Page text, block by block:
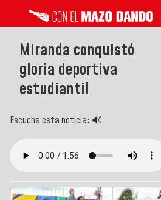
Miranda conquistó
gloria deportiva
estudiantil
Escucha esta noticia: 🔊